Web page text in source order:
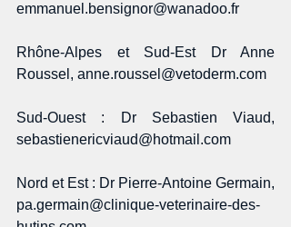
emmanuel.bensignor@wanadoo.fr
Rhône-Alpes et Sud-Est Dr Anne
Roussel, anne.roussel@vetoderm.com
Sud-Ouest : Dr Sebastien Viaud,
sebastienericviaud@hotmail.com
Nord et Est : Dr Pierre-Antoine Germain,
pa.germain@clinique-veterinaire-des-